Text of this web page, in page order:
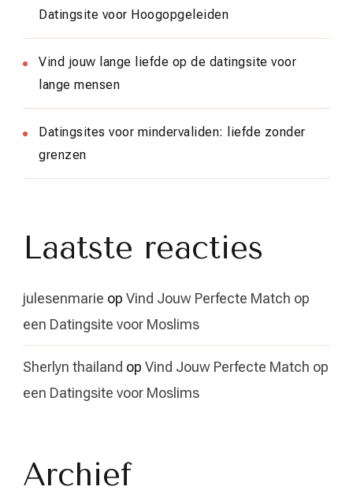
Datingsite voor Hoogopgeleiden
Vind jouw lange liefde op de datingsite voor
lange mensen
Datingsites voor mindervaliden: liefde zonder
grenzen
Laatste reacties
julesenmarie op Vind Jouw Perfecte Match op
een Datingsite voor Moslims
Sherlyn thailand op Vind Jouw Perfecte Match op
een Datingsite voor Moslims
Archief